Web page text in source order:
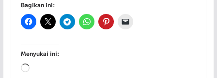
Bagikan ini:
Menyukai ini:
Memuat...